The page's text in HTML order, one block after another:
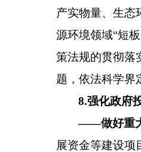
产实物量、生态
源环境领域“短
策法规的贯彻落
题，依法科学界
8.强化政府
——做好重
展资金等建设项